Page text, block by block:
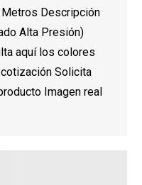
Descripción
Alta Presión)
aquí los colores
Solicita
Imagen real